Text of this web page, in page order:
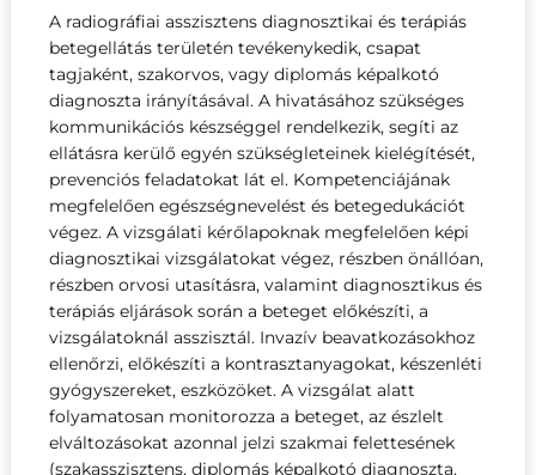
A radiográfiai asszisztens diagnosztikai és terápiás
betegellátás területén tevékenykedik, csapat
tagjaként, szakorvos, vagy diplomás képalkotó
diagnoszta irányításával. A hivatásához szükséges
kommunikációs készséggel rendelkezik, segíti az
ellátásra kerülő egyén szükségleteinek kielégítését,
prevenciós feladatokat lát el. Kompetenciájának
megfelelően egészségnevelést és betegedukációt
végez. A vizsgálati kérőlapoknak megfelelően képi
diagnosztikai vizsgálatokat végez, részben önállóan,
részben orvosi utasításra, valamint diagnosztikus és
terápiás eljárások során a beteget előkészíti, a
vizsgálatoknál asszisztál. Invazív beavatkozásokhoz
ellenőrzi, előkészíti a kontrasztanyagokat, készenléti
gyógyszereket, eszközöket. A vizsgálat alatt
folyamatosan monitorozza a beteget, az észlelt
elváltozásokat azonnal jelzi szakmai felettesének
(szakasszisztens, diplomás képalkotó diagnoszta,